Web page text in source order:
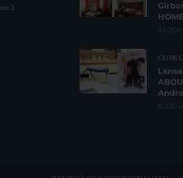
2
CLIPA
8.030